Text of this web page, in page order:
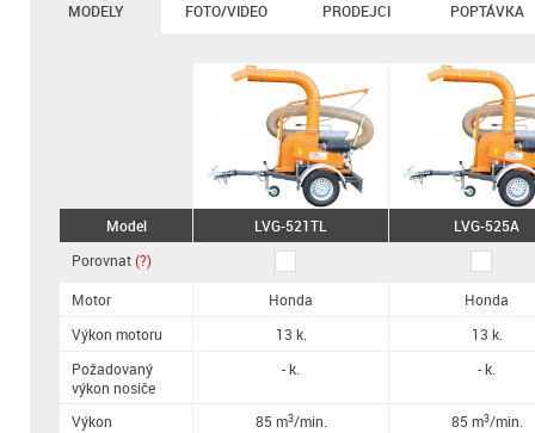
MODELY FOTO/VIDEO PRODEJCI POPTÁVKA
Model
Porovnat(?)
Motor
Výkon motoru
Požadovaný
výkon nosiče
Výkon
LVG-521TL LVG-525A
Honda
Honda
13 k.
13 k.
- k.
- k.
85 m3/min. 85 m3/min.